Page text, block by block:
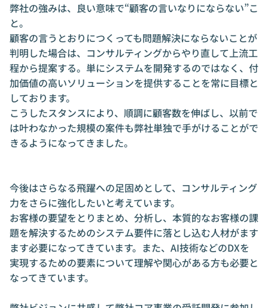
弊社の強みは、良い意味で“顧客の言いなりにならない”こ
と。
顧客の言うとおりにつくっても問題解決にならないことが
判明した場合は、コンサルティングからやり直して上流工
程から提案する。単にシステムを開発するのではなく、付
加価値の高いソリューションを提供することを常に目標と
しております。
こうしたスタンスにより、順調に顧客数を伸ばし、以前で
は叶わなかった規模の案件も弊社単独で手がけることがで
きるようになってきました。
今後はさらなる飛躍への足固めとして、コンサルティング
力をさらに強化したいと考えています。
お客様の要望をとりまとめ、分析し、本質的なお客様の課
題を解決するためのシステム要件に落とし込む人材がます
ます必要になってきています。また、AI技術などのDXを
実現するための要素について理解や関心がある方も必要と
なってきています。